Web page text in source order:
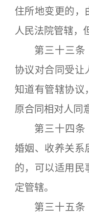
住所地变更的，
人民法院管辖，
第三十三
协议对合同受让
知道有管辖协议
原合同相对人同
第三十四
婚姻、收养关系
的，可以适用民
定管辖。
第三十五